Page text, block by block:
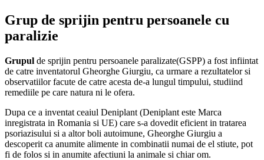
Grup de sprijin pentru persoanele cu
paralizie
Grupul de sprijin pentru persoanele paralizate(GSPP) a fost infiintat
de catre inventatorul Gheorghe Giurgiu, ca urmare a rezultatelor si
observatiilor facute de catre acesta de-a lungul timpului, studiind
remediile pe care natura ni le ofera.
Dupa ce a inventat ceaiul Deniplant (Deniplant este Marca
inregistrata in Romania si UE) care s-a dovedit eficient in tratarea
psoriazisului si a altor boli autoimune, Gheorghe Giurgiu a
descoperit ca anumite alimente in combinatii numai de el stiute, pot
fi de folos si in anumite afectiuni la animale si chiar om.